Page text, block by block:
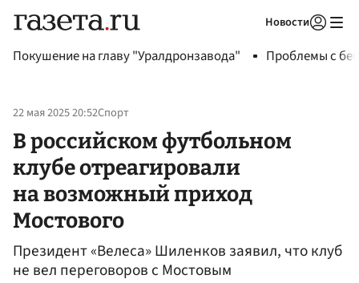
Новости
Покушение на главу "Уралдронзавода" Проблемы с
22 мая 2025 20:52Спорт
В российском футбольном
клубе отреагировали
на возможный приход
Мостового
Президент «Велеса» Шиленков заявил, что клуб
не вел переговоров с Мостовым